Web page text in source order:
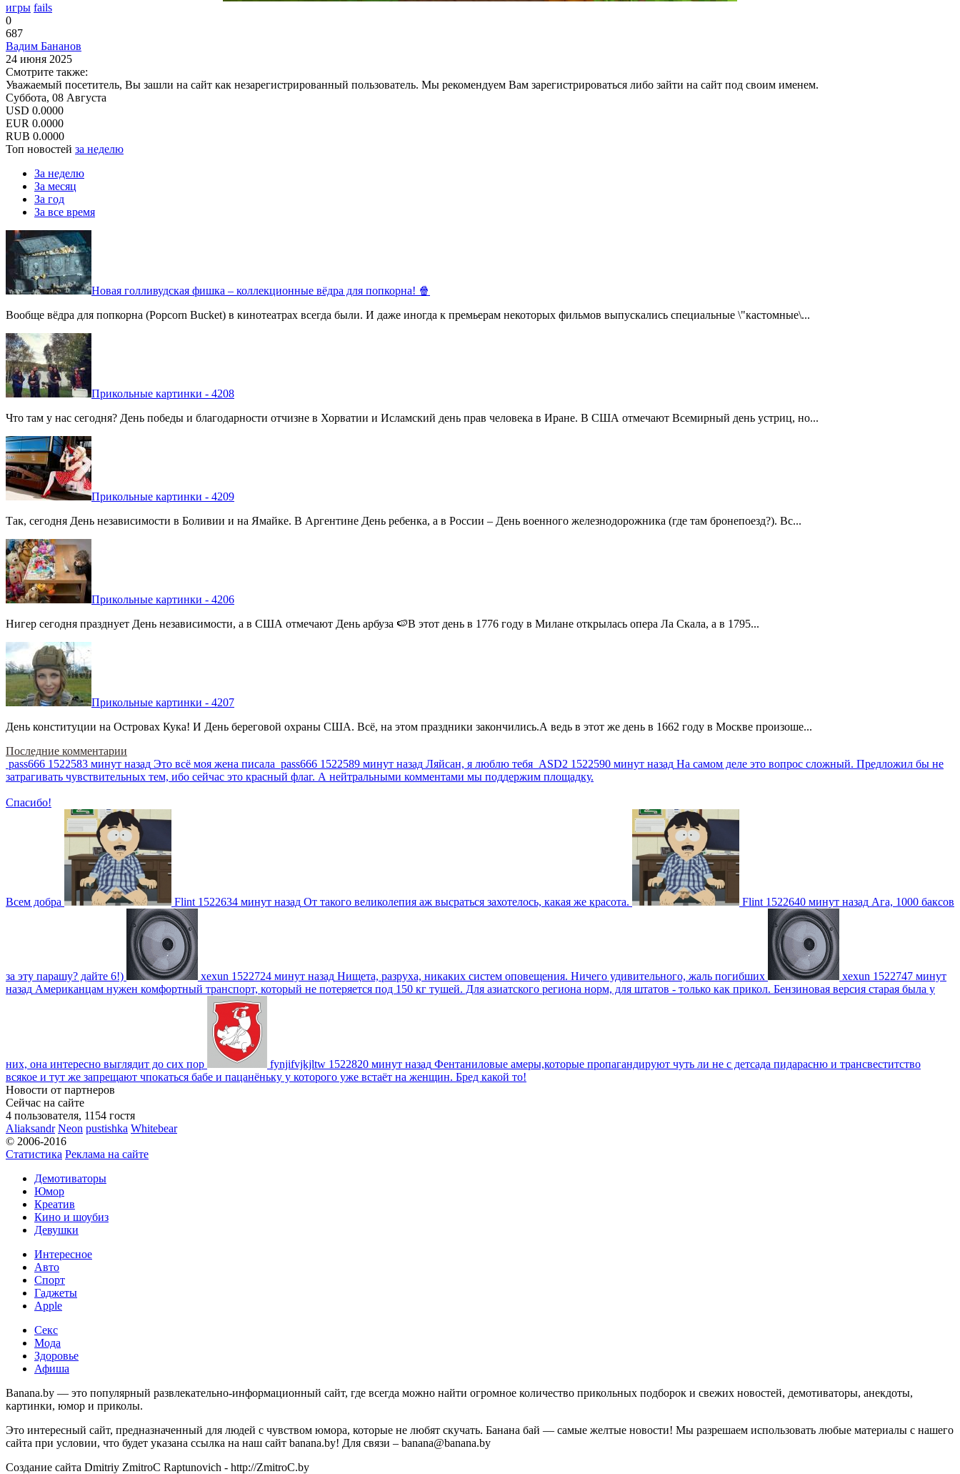
игры fails
0
687
Вадим Бананов
24 июня 2025
Смотрите также:
Уважаемый посетитель, Вы зашли на сайт как незарегистрированный пользователь. Мы рекомендуем Вам зарегистрироваться либо зайти на сайт под своим именем.
Суббота, 08 Августа
USD 0.0000
EUR 0.0000
RUB 0.0000
Топ новостей за неделю
За неделю
За месяц
За год
За все время
Новая голливудская фишка – коллекционные вёдра для попкорна! 🍿
Вообще вёдра для попкорна (Popcorn Bucket) в кинотеатрах всегда были. И даже иногда к премьерам некоторых фильмов выпускались специальные \"кастомные\...
Прикольные картинки - 4208
Что там у нас сегодня? День победы и благодарности отчизне в Хорватии и Исламский день прав человека в Иране. В США отмечают Всемирный день устриц, но...
Прикольные картинки - 4209
Так, сегодня День независимости в Боливии и на Ямайке. В Аргентине День ребенка, а в России – День военного железнодорожника (где там бронепоезд?). Вс...
Прикольные картинки - 4206
Нигер сегодня празднует День независимости, а в США отмечают День арбуза 🍉В этот день в 1776 году в Милане открылась опера Ла Скала, а в 1795...
Прикольные картинки - 4207
День конституции на Островах Кука! И День береговой охраны США. Всё, на этом праздники закончились.А ведь в этот же день в 1662 году в Москве произоше...
Последние комментарии
pass666 1522583 минут назад Это всё моя жена писала pass666 1522589 минут назад Ляйсан, я люблю тебя ASD2 1522590 минут назад На самом деле это вопрос сложный. Предложил бы не
затрагивать чувствительных тем, ибо сейчас это красный флаг. А нейтральными комментами мы поддержим площадку.
Спасибо!
Всем добра Flint 1522634 минут назад От такого великолепия аж высраться захотелось, какая же красота. Flint 1522640 минут назад Ага, 1000 баксов
за эту парашу? дайте 6!) xexun 1522724 минут назад Нищета, разруха, никаких систем оповещения. Ничего удивительного, жаль погибших xexun 1522747 минут
назад Американцам нужен комфортный транспорт, который не потеряется под 150 кг тушей. Для азиатского региона норм, для штатов - только как прикол. Бензиновая версия старая была у
них, она интересно выглядит до сих пор fynjifvjkjltw 1522820 минут назад Фентаниловые амеры,которые пропагандируют чуть ли не с детсада пидарасню и трансвеститство
всякое и тут же запрещают чпокаться бабе и пацанёньку у которого уже встаёт на женщин. Бред какой то!
Новости от партнеров
Сейчас на сайте
4 пользователя, 1154 гостя
Aliaksandr Neon pustishka Whitebear
© 2006-2016
Статистика Реклама на сайте
Демотиваторы
Юмор
Креатив
Кино и шоубиз
Девушки
Интересное
Авто
Спорт
Гаджеты
Apple
Секс
Мода
Здоровье
Афиша
Banana.by — это популярный развлекательно-информационный сайт, где всегда можно найти огромное количество прикольных подборок и свежих новостей, демотиваторы, анекдоты,
картинки, юмор и приколы.
Это интересный сайт, предназначенный для людей с чувством юмора, которые не любят скучать. Банана бай — самые желтые новости! Мы разрешаем использовать любые материалы с нашего
сайта при условии, что будет указана ссылка на наш сайт banana.by! Для связи – banana@banana.by
Создание сайта Dmitriy ZmitroC Raptunovich - http://ZmitroC.by